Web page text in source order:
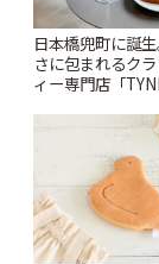
日本橋兜町に誕
さに包まれるク
ィー専門店「